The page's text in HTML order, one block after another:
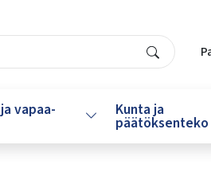
Search
vapaa- Vaihda alasvetovalikkoa
Kunta ja
päätöksenteko